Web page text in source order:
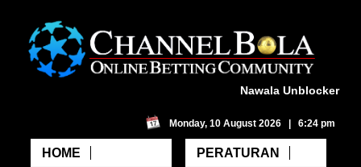
Nawala Unblocker
Monday, 10 August 2026 | 6:24 pm
HOME PERATURAN